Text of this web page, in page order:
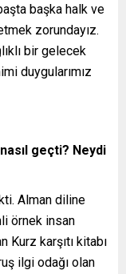
başka halk ve
zorundayız.
bir gelecek
duygularımız
geçti? Neydi
Alman diline
örnek insan
karşıtı kitabı
ilgi odağı olan